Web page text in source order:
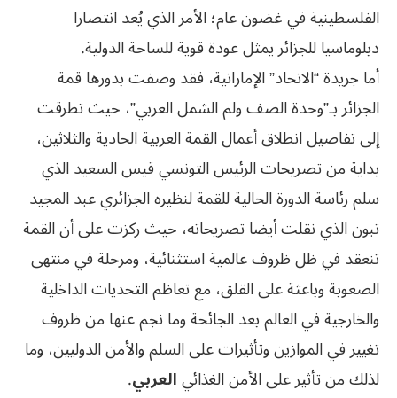
الفلسطينية في غضون عام؛ الأمر الذي يُعد انتصارا
دبلوماسيا للجزائر يمثل عودة قوية للساحة الدولية.
أما جريدة “الاتحاد” الإماراتية، فقد وصفت بدورها قمة
الجزائر بـ”وحدة الصف ولم الشمل العربي”، حيث تطرقت
إلى تفاصيل انطلاق أعمال القمة العربية الحادية والثلاثين،
بداية من تصريحات الرئيس التونسي قيس السعيد الذي
سلم رئاسة الدورة الحالية للقمة لنظيره الجزائري عبد المجيد
تبون الذي نقلت أيضا تصريحاته، حيث ركزت على أن القمة
تنعقد في ظل ظروف عالمية استثنائية، ومرحلة في منتهى
الصعوبة وباعثة على القلق، مع تعاظم التحديات الداخلية
والخارجية في العالم بعد الجائحة وما نجم عنها من ظروف
تغيير في الموازين وتأثيرات على السلم والأمن الدوليين، وما
لذلك من تأثير على الأمن الغذائيالعربي.